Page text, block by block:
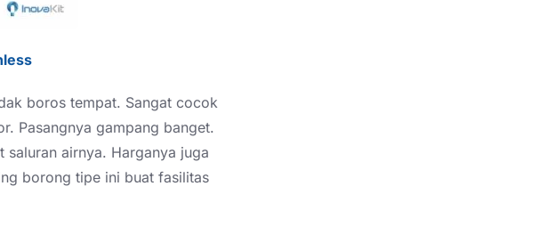
boros tempat. Sangat cocok
Pasangnya gampang banget.
saluran airnya. Harganya juga
borong tipe ini buat fasilitas